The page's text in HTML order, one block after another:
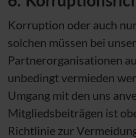
Korruption oder auch
solchen müssen bei
Partnerorganisationen
unbedingt vermieden
Umgang mit den uns
Mitgliedsbeiträgen ist
Richtlinie zur